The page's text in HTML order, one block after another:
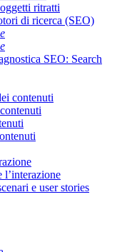
ritratti
di ricerca (SEO)
SEO: Search
contenuti
l’interazione
e user stories